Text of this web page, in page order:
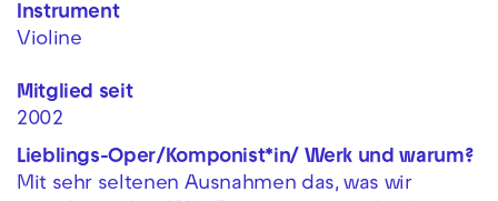
Instrument
Violine
Mitglied seit
2002
Lieblings-Oper/Komponist*in/ Werk und warum?
Mit sehr seltenen Ausnahmen das, was wir